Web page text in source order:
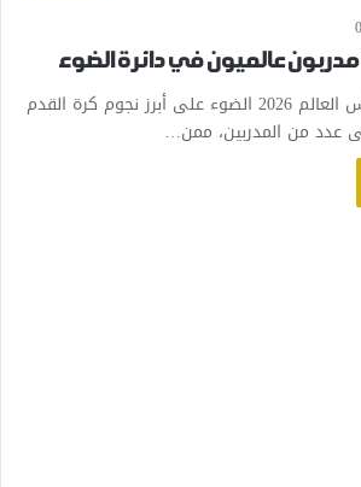
0
لن تسلط منافسات كأس العالم 2026 الضوء على أبرز نجوم كرة القدم
عدد من المدربين، ممن…